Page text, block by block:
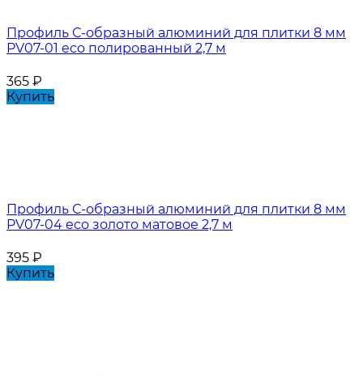
Профиль С-образный алюминий для плитки 8 мм
PV07-01 eco полированный 2,7 м
365 ₽
Купить
Профиль С-образный алюминий для плитки 8 мм
PV07-04 eco золото матовое 2,7 м
395 ₽
Купить